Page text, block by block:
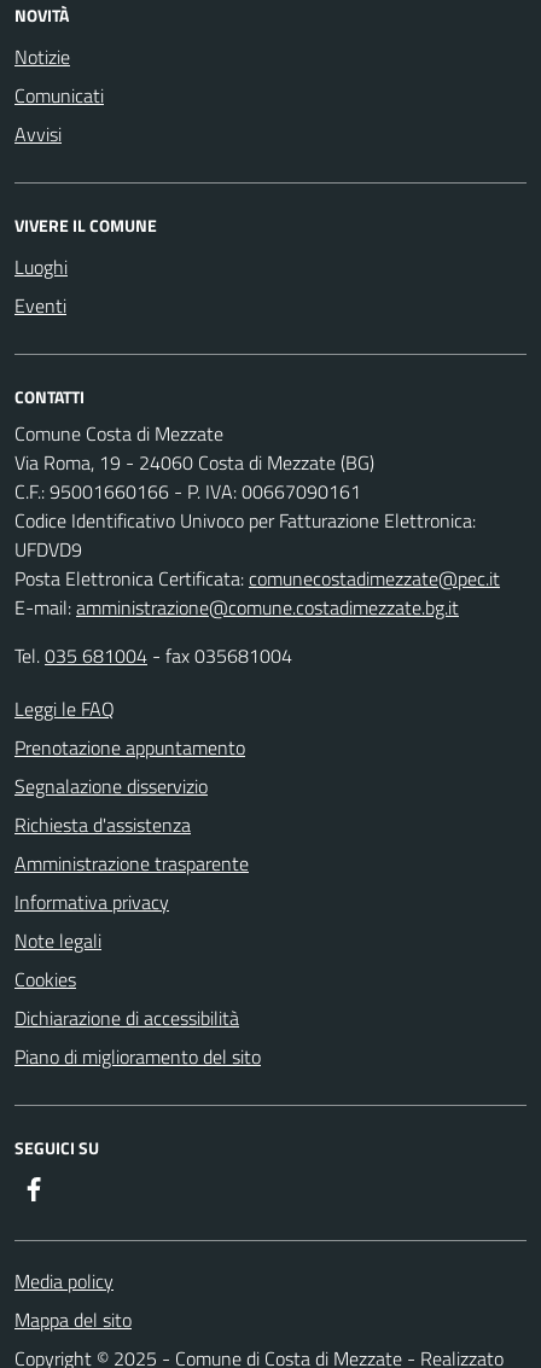
NOVITÀ
Notizie
Comunicati
Avvisi
VIVERE IL COMUNE
Luoghi
Eventi
CONTATTI
Comune Costa di Mezzate
Via Roma, 19 - 24060 Costa di Mezzate (BG)
C.F.: 95001660166 - P. IVA: 00667090161
Codice Identificativo Univoco per Fatturazione Elettronica:
UFDVD9
Posta Elettronica Certificata:comunecostadimezzate@pec.it
E-mail:amministrazione@comune.costadimezzate.bg.it
Tel.035 681004 - fax 035681004
Leggi le FAQ
Prenotazione appuntamento
Segnalazione disservizio
Richiesta d'assistenza
Amministrazione trasparente
Informativa privacy
Note legali
Cookies
Dichiarazione di accessibilità
Piano di miglioramento del sito
SEGUICI SU
Media policy
Mappa del sito
Copyright © 2025 - Comune di Costa di Mezzate - Realizzato